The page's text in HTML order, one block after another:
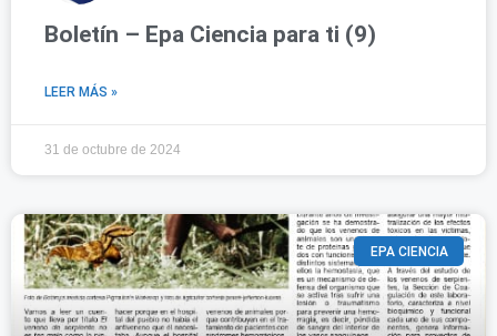
Boletín – Epa Ciencia para ti (9)
LEER MÁS »
31 de octubre de 2024
EPA CIENCIA